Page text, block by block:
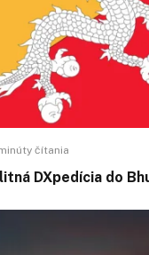
čítania
DXpedícia do